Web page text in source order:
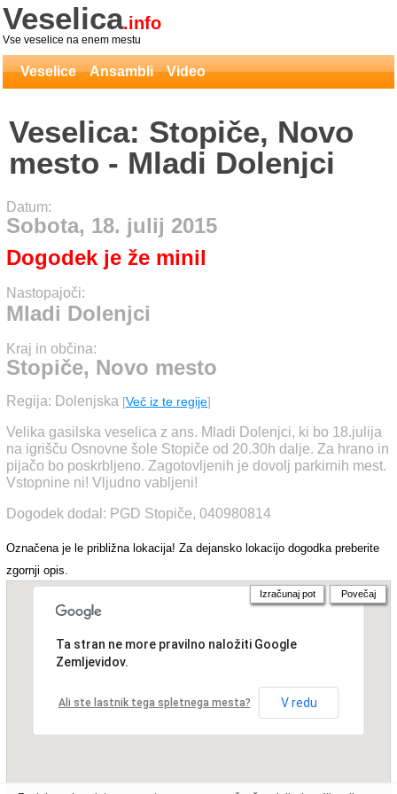
Veselica.info
Vse veselice na enem mestu
Veselice Ansambli Video
Veselica: Stopiče, Novo
mesto - Mladi Dolenjci
Datum:
Sobota, 18. julij 2015
Dogodek je že minil
Nastopajoči:
Mladi Dolenjci
Kraj in občina:
Stopiče, Novo mesto
Regija: Dolenjska [Več iz te regije]
Velika gasilska veselica z ans. Mladi Dolenjci, ki bo 18.julija
na igrišču Osnovne šole Stopiče od 20.30h dalje. Za hrano in
pijačo bo poskrbljeno. Zagotovljenih je dovolj parkirnih mest.
Vstopnine ni! Vljudno vabljeni!
Dogodek dodal: PGD Stopiče, 040980814
Označena je le približna lokacija! Za dejansko lokacijo dogodka preberite
zgornji opis.
Ta stran ne more pravilno naložiti Google
Zemljevidov.
Ali ste lastnik tega spletnega mesta? V redu
Izračunaj pot Povečaj